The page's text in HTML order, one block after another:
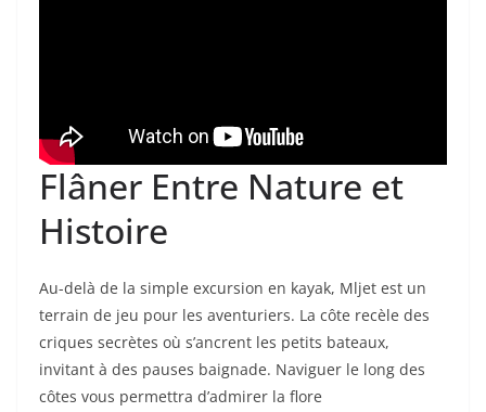
Flâner Entre Nature et
Histoire
Au-delà de la simple excursion en kayak, Mljet est un
terrain de jeu pour les aventuriers. La côte recèle des
criques secrètes où s’ancrent les petits bateaux,
invitant à des pauses baignade. Naviguer le long des
côtes vous permettra d’admirer la flore